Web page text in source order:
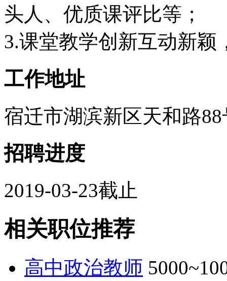
头人、优质课评比等；
3.课堂教学创新互动新颖
工作地址
宿迁市湖滨新区天和路
招聘进度
2019-03-23截止
相关职位推荐
高中政治教师